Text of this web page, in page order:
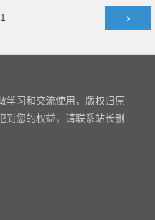
1
学习和交流使用，版权归原
到您的权益，请联系站长删